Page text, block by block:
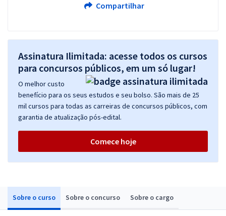
Sobre o curso Sobre o concurso Sobre o cargo
Compartilhar
Assinatura Ilimitada: acesse todos os cursos
para concursos públicos, em um só lugar!
O melhor custo
benefício para os seus estudos e seu bolso. São mais de 25
mil cursos para todas as carreiras de concursos públicos, com
garantia de atualização pós-edital.
Comece hoje